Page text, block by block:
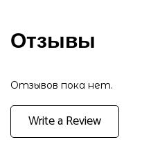
Отзывы
Отзывов пока нет.
Write a Review